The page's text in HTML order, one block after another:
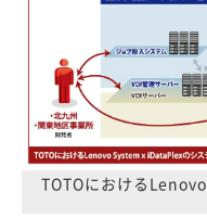
TOTOにおける